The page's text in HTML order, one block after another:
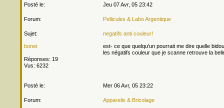
Posté le: Jeu 07 Avr, 05 23:42
Forum: Pellicules & Labo Argentique
Sujet: negatifs anti couleur!
bonet
Réponses: 19
Vus: 6232
est- ce que quelqu'un pourrait me dire quelle
les négatifs couleur que je scanne retrouve la
Posté le: Mer 06 Avr, 05 23:22
Forum: Appareils & Bricolage